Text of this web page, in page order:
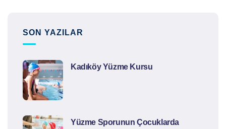
SON YAZILAR
Kadıköy Yüzme Kursu
Yüzme Sporunun Çocuklarda